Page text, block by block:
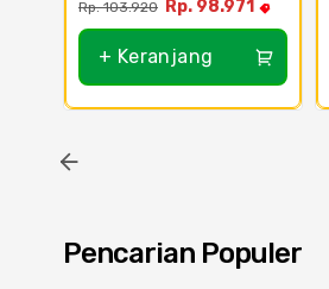
Rp. 103.920 Rp. 98.971
+ Keranjang
Pencarian Populer